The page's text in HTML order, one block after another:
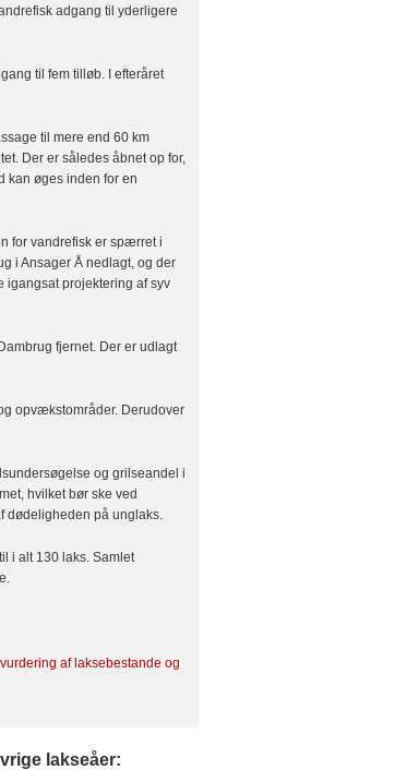
adgang til yderligere
til fem tilløb. I efteråret
til mere end 60 km
Der er således åbnet op for,
kan øges inden for en
for vandrefisk er spærret i
i Ansager Å nedlagt, og der
igangsat projektering af syv
fjernet. Der er udlagt
opvækstområder. Derudover
og grilseandel i
hvilket bør ske ved
dødeligheden på unglaks.
i alt 130 laks. Samlet
af laksebestande og
lakseåer: